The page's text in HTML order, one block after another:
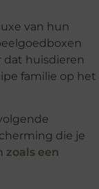
van hun
dat huisdieren
familie op het
die je
zoals een